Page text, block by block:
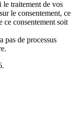
le traitement de vos
le consentement, ce
ce consentement soit
pas de processus